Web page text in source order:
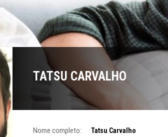
TATSU CARVALHO
Nome completo: Tatsu Carvalho